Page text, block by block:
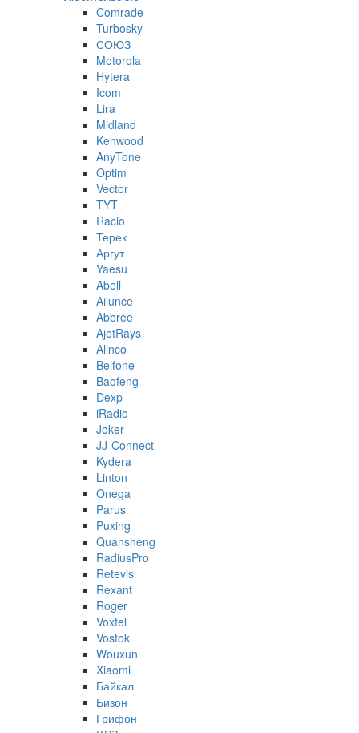
Comrade
Turbosky
СОЮЗ
Motorola
Hytera
Icom
Lira
Midland
Kenwood
AnyTone
Optim
Vector
TYT
Racio
Терек
Аргут
Yaesu
Abell
Ailunce
Abbree
AjetRays
Alinco
Belfone
Baofeng
Dexp
iRadio
Joker
JJ-Connect
Kydera
Linton
Onega
Parus
Puxing
Quansheng
RadiusPro
Retevis
Rexant
Roger
Voxtel
Vostok
Wouxun
Xiaomi
Байкал
Бизон
Грифон